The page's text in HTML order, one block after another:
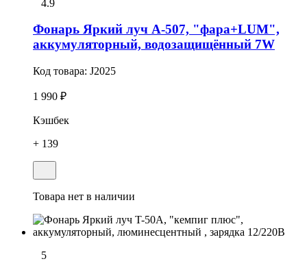
4.9
Фонарь Яркий луч A-507, "фара+LUM",
аккумуляторный, водозащищённый 7W
Код товара: J2025
1 990 ₽
Кэшбек
+ 139
Товара нет в наличии
5